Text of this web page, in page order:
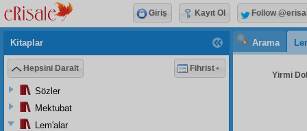
Arama
Yirmi
Kitaplar
Hepsini Daralt Fihrist
Sözler
Mektubat
Lem'alar
Giriş Kayıt Ol Follow